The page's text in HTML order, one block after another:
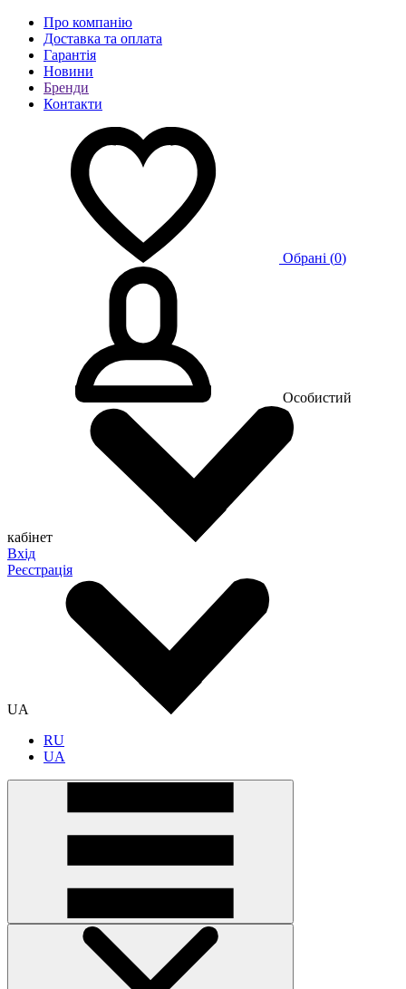
Про компанію
Доставка та оплата
Гарантія
Новини
Бренди
Контакти
Обрані (0)
Особистий
кабінет
Вхід
Реєстрація
UA
RU
UA